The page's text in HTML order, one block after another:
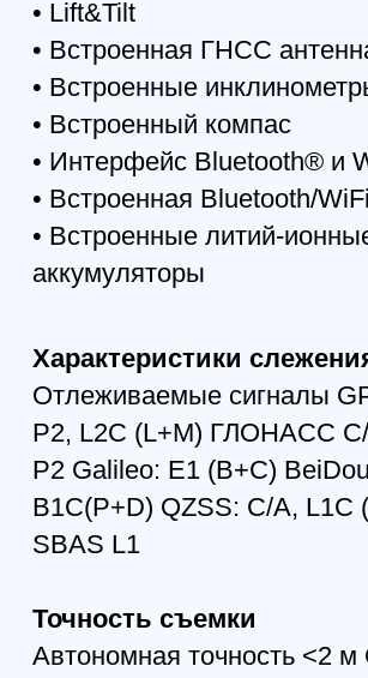
Антенна на плоском отражателе
Ввод/Вывод
Порты связи Встроенный USB -
RS232 FTDI конвертер. 12Mbps USB
2.0 Full-Speed; Wi-Fi (IEEE 802.11b/g);
Bluetooth V2.0+EDR Class 2
поддержка SPP Slave профиль
Внешний порт питания 1 порт
Память и запись данных
данных Raw Data Recording До100 раз
в секунду (100Гц)
Данные в режиме реального
времени
Ввод/вывод JPS, RTCM SC104 v. 2.x и
3.x, CMR Вывод NMEA 0183 v. 2.x и
3.0, BINEX Индикация шесть
Корпус; пылевлагозащита